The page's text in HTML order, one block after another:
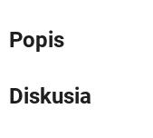
Popis
Diskusia